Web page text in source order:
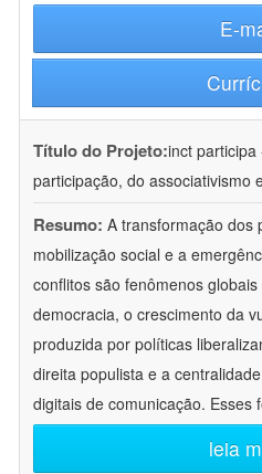
E-
Título do Projeto:inct
participação, do associativismo
Resumo: A transformação dos
mobilização social e a
conflitos são fenômenos
democracia, o crescimento da
produzida por políticas
direita populista e a
digitais de comunicação. Esses
leia